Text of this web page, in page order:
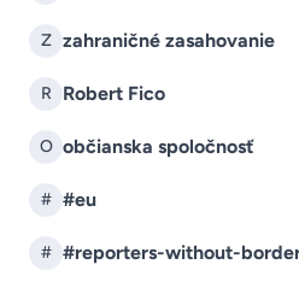
Z zahraničné zasahovanie
R Robert Fico
O občianska spoločnosť
# #eu
# #reporters-without-